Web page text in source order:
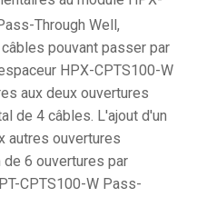
Through Well,
pouvant passer par
HPX-CPTS100-W
aux deux ouvertures
de 4 câbles. L'ajout d'un
autres ouvertures
6 ouvertures par
CPTS100-W Pass-